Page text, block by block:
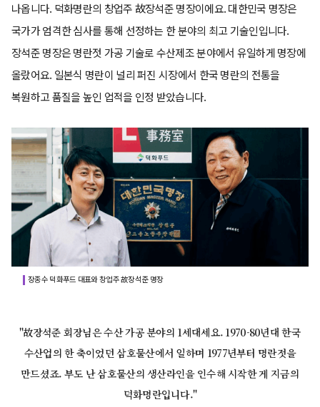
나옵니다. 덕화명란의 창업주 故장석준 명장이에요. 대한민국 명장은
국가가 엄격한 심사를 통해 선정하는 한 분야의 최고 기술인입니다.
장석준 명장은 명란젓 가공 기술로 수산제조 분야에서 유일하게 명장에
올랐어요. 일본식 명란이 널리 퍼진 시장에서 한국 명란의 전통을
복원하고 품질을 높인 업적을 인정 받았습니다.
장종수 덕화푸드 대표와 창업주 故장석준 명장
"故장석준 회장님은 수산 가공 분야의 1세대세요. 1970-80년대 한국
수산업의 한 축이었던 삼호물산에서 일하며 1977년부터 명란젓을
만드셨죠. 부도 난 삼호물산의 생산라인을 인수해 시작한 게 지금의
덕화명란입니다."